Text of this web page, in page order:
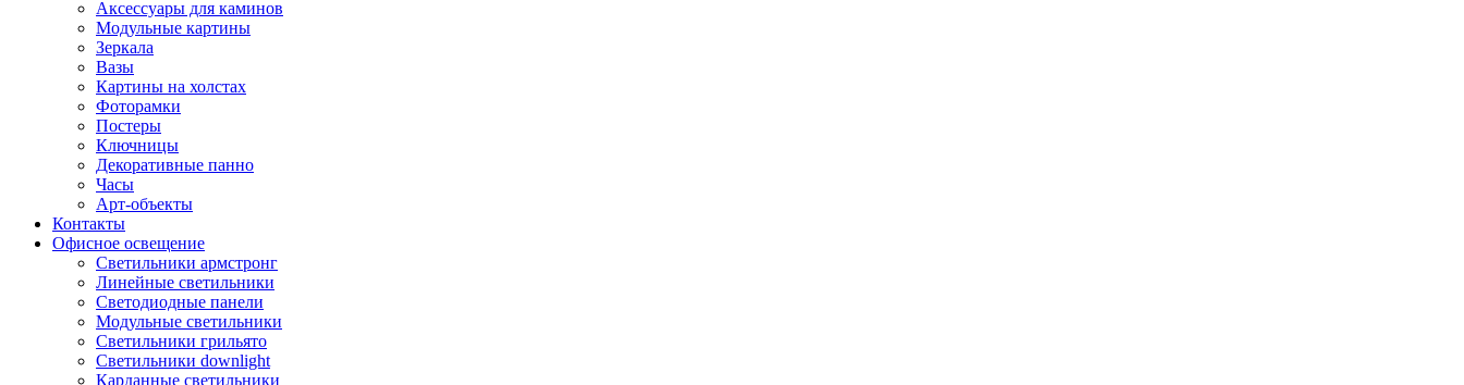
Аксессуары для каминов
Модульные картины
Зеркала
Вазы
Картины на холстах
Фоторамки
Постеры
Ключницы
Декоративные панно
Часы
Арт-объекты
Контакты
Офисное освещение
Светильники армстронг
Линейные светильники
Светодиодные панели
Модульные светильники
Светильники грильято
Светильники downlight
Карданные светильники